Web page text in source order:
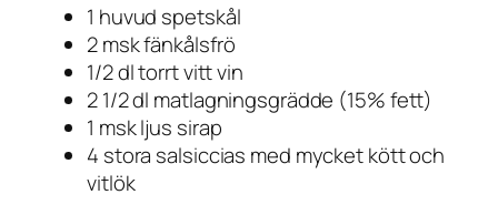
1 huvud spetskål
2 msk fänkålsfrö
1/2 dl torrt vitt vin
2 1/2 dl matlagningsgrädde (15% fett)
1 msk ljus sirap
4 stora salsiccias med mycket kött och
vitlök